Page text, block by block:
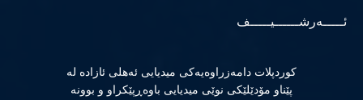
ئـــــەرشــــــیـــــف
كوردپلات دامەزراوەیەكی میدیایی ئەهلی ئازادە لە
پێناو مۆدێلێكی نوێی میدیایی باوەڕپێكراو و بوونە